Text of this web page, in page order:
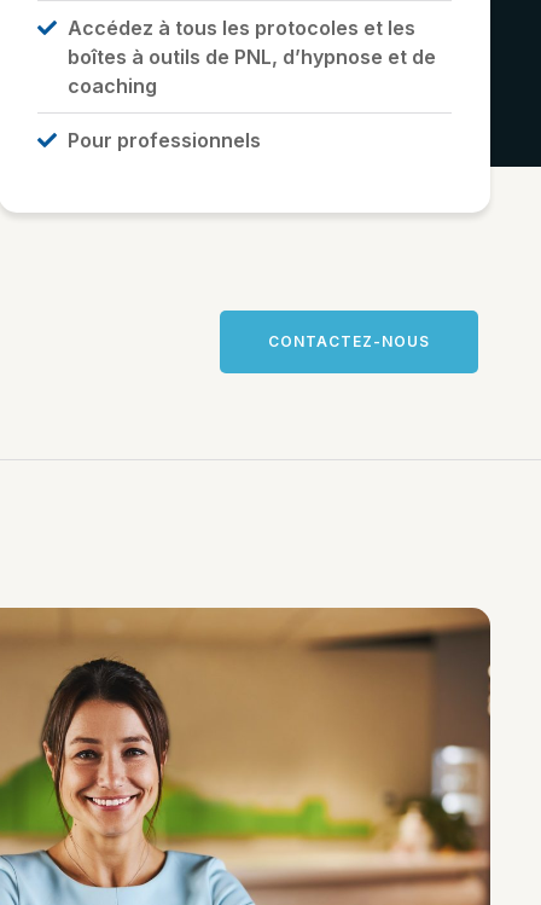
Accédez à tous les protocoles et les
boîtes à outils de PNL, d’hypnose et de
coaching
Pour professionnels
CONTACTEZ-NOUS